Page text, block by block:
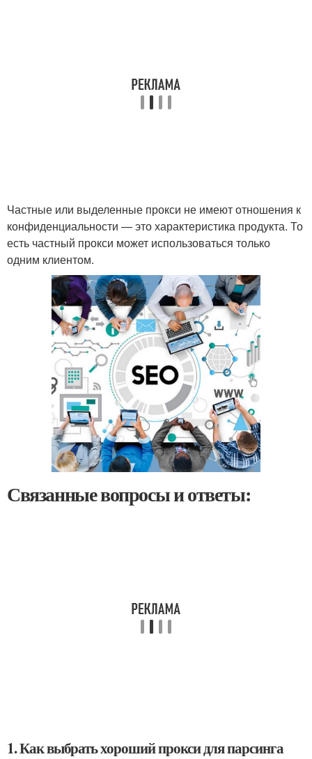
Частные или выделенные прокси не имеют отношения к
конфиденциальности — это характеристика продукта. То
есть частный прокси может использоваться только
одним клиентом.
Связанные вопросы и ответы:
1. Как выбрать хороший прокси для парсинга